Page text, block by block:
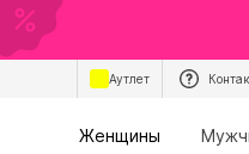
Аутлет
Женщины